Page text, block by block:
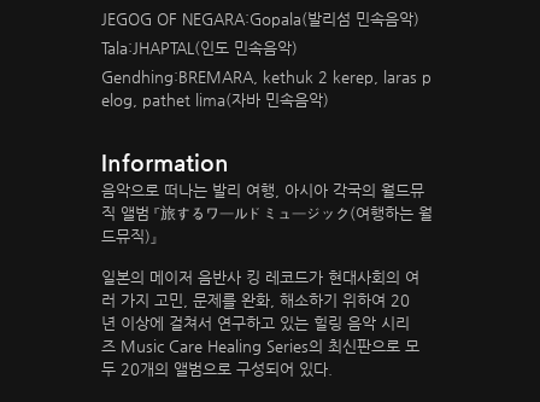
JEGOG OF NEGARA:Gopala(발리섬 민속음악)
Tala:JHAPTAL(인도 민속음악)
Gendhing:BREMARA, kethuk 2 kerep, laras p
elog, pathet lima(자바 민속음악)
Information
음악으로 떠나는 발리 여행, 아시아 각국의 월드뮤
직 앨범 『旅するワールドミュージック(여행하는 월
드뮤직)』
일본의 메이저 음반사 킹 레코드가 현대사회의 여
러 가지 고민, 문제를 완화, 해소하기 위하여 20
년 이상에 걸쳐서 연구하고 있는 힐링 음악 시리
즈 Music Care Healing Series의 최신판으로 모
두 20개의 앨범으로 구성되어 있다.